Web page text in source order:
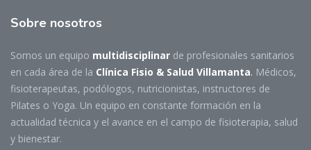
Sobre nosotros
Somos un equipo multidisciplinar de profesionales sanitarios
en cada área de la Clínica Fisio & Salud Villamanta. Médicos,
fisioterapeutas, podólogos, nutricionistas, instructores de
Pilates o Yoga. Un equipo en constante formación en la
actualidad técnica y el avance en el campo de fisioterapia, salud
y bienestar.